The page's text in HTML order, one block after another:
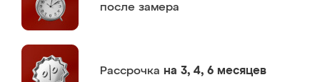
после замера
Рассрочка на 3, 4, 6 месяцев